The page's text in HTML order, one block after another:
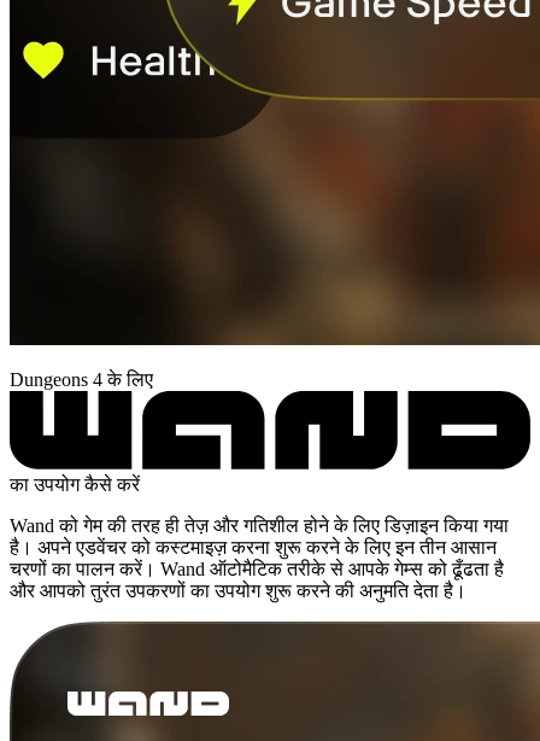
Dungeons 4 के लिए
का उपयोग कैसे करें
Wand को गेम की तरह ही तेज़ और गतिशील होने के लिए डिज़ाइन किया गया
है। अपने एडवेंचर को कस्टमाइज़ करना शुरू करने के लिए इन तीन आसान
चरणों का पालन करें। Wand ऑटोमैटिक तरीके से आपके गेम्स को ढूँढता है
और आपको तुरंत उपकरणों का उपयोग शुरू करने की अनुमति देता है।